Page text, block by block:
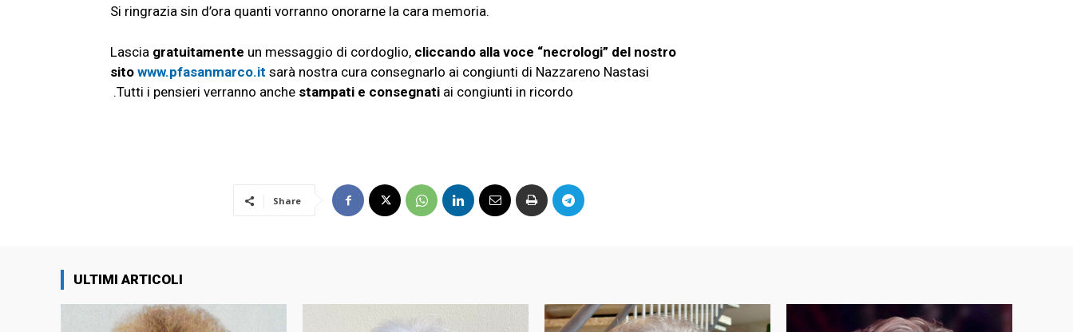
Si ringrazia sin d’ora quanti vorranno onorarne la cara memoria.
Lascia gratuitamente un messaggio di cordoglio, cliccando alla voce “necrologi” del nostro
sito www.pfasanmarco.it sarà nostra cura consegnarlo ai congiunti di Nazzareno Nastasi
.Tutti i pensieri verranno anche stampati e consegnati ai congiunti in ricordo
Share
ULTIMI ARTICOLI